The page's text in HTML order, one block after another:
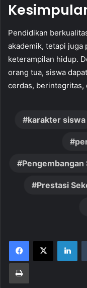
Pendidikan
akademik, tetapi juga
keterampilan hidup.
orang tua, siswa
cerdas, berintegritas,
karakter siswa
Pengembangan
Prestasi
Print